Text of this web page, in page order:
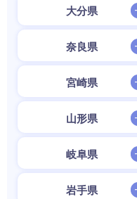
大分県
奈良県
宮崎県
山形県
岐阜県
岩手県